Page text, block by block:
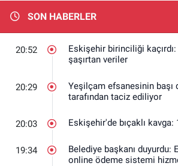
SON HABERLER
20:52
Eskişehir birinciliği
şaşırtan veriler
20:29
Yeşilçam efsanesinin başı
tarafından taciz ediliyor
20:03 Eskişehir'de bıçaklı kavga:
19:34
Belediye başkanı
online ödeme sistemi